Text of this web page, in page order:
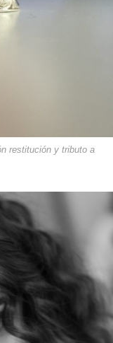
restitución y tributo a